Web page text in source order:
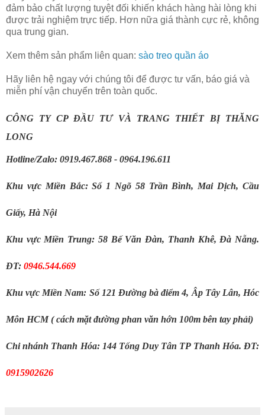
đảm bảo chất lượng tuyệt đối khiến khách hàng hài lòng khi
được trải nghiệm trực tiếp. Hơn nữa giá thành cực rẻ, không
qua trung gian.
Xem thêm sản phẩm liên quan: sào treo quần áo
Hãy liên hệ ngay với chúng tôi để được tư vấn, báo giá và
miễn phí vận chuyển trên toàn quốc.
CÔNG TY CP ĐẦU TƯ VÀ TRANG THIẾT BỊ THĂNG
LONG
Hotline/Zalo: 0919.467.868 - 0964.196.611
Khu vực Miền Bắc: Số 1 Ngõ 58 Trần Bình, Mai Dịch, Cầu
Giấy, Hà Nội
Khu vực Miền Trung: 58 Bế Văn Đàn, Thanh Khê, Đà Nẵng.
ĐT: 0946.544.669
Khu vực Miền Nam: Số 121 Đường bà điểm 4, Âp Tây Lân, Hóc
Môn HCM ( cách mặt đường phan văn hớn 100m bên tay phải)
0915902626